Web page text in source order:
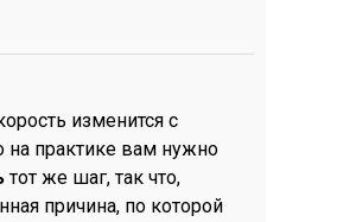
изменится с
на практике вам нужно
тот же шаг, так что,
причина, по которой